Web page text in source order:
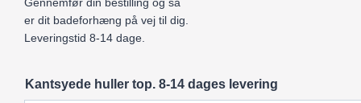
er dit badeforhæng på vej til dig.
Leveringstid 8-14 dage.
Kantsyede huller top. 8-14 dages levering